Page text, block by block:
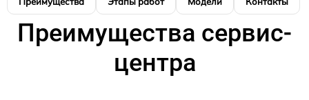
Преимущества сервис-
центра